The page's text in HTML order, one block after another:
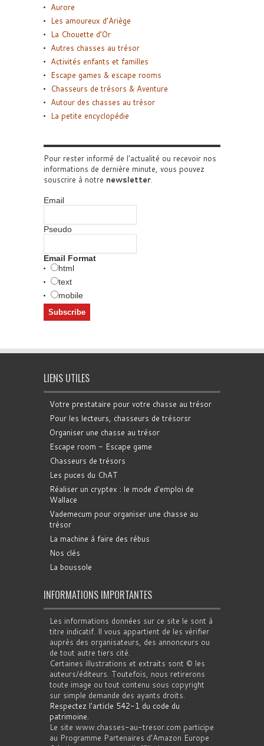
Aurore
Les amoureux d’Ariège
La Chouette d’Or
Autres chasses au trésor
Activités enfants et familles
Escape games & escape rooms
Chasseurs de trésors & Aventure
Autour des chasses au trésor
La petite encyclopédie
Pour rester informé de l'actualité ou recevoir nos
informations de dernière minute, vous pouvez
souscrire à notre newsletter.
Email
Pseudo
Email Format
html
text
mobile
LIENS UTILES
Votre prestataire pour votre chasse au trésor
Pour les lecteurs, chasseurs de trésorsr
Organiser une chasse au trésor
Escape room - Escape game
Chasseurs de trésors
Les puces du ChAT
Réaliser un cryptex : le mode d'emploi de
Wallace
Vademecum pour organiser une chasse au
trésor
La machine à faire des rébus
Nos clés
La boussole
INFORMATIONS IMPORTANTES
Les informations données sur ce site le sont à
titre indicatif. Il vous appartient de les vérifier
auprès des organisateurs, des annonceurs ou
de tout autre tiers cité.
Certaines illustrations et extraits sont © les
auteurs/éditeurs. Toutefois, nous retirerons
toute image ou tout contenu sous copyright
sur simple demande des ayants droits.
Respectez l'article 542-1 du code du
patrimoine.
Le site www.chasses-au-tresor.com participe
au Programme Partenaires d’Amazon Europe